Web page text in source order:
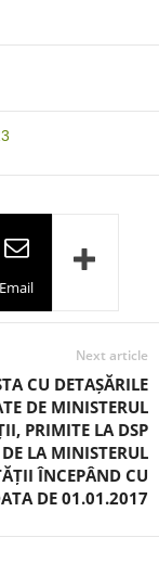
Email
Next article
CU DETAȘĂRILE
DE MINISTERUL
PRIMITE LA DSP
LA MINISTERUL
ÎNCEPÂND CU
DE 01.01.2017